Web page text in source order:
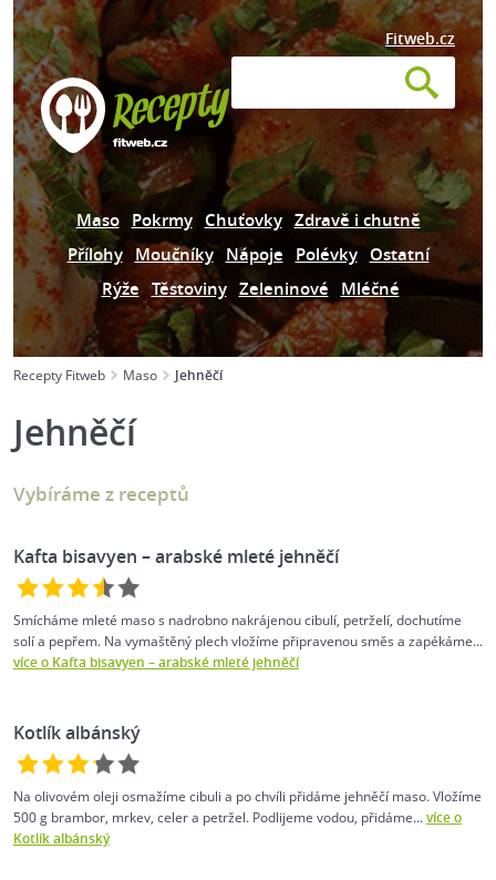
Fitweb.cz
Maso Pokrmy Chuťovky Zdravě i chutně
Přílohy Moučníky Nápoje Polévky Ostatní
Rýže Těstoviny Zeleninové Mléčné
Recepty Fitweb Maso Jehněčí
Jehněčí
Vybíráme z receptů
Kafta bisavyen – arabské mleté jehněčí
Smícháme mleté maso s nadrobno nakrájenou cibulí, petrželí, dochutíme
solí a pepřem. Na vymaštěný plech vložíme připravenou směs a zapékáme...
více o Kafta bisavyen – arabské mleté jehněčí
Kotlík albánský
Na olivovém oleji osmažíme cibuli a po chvíli přidáme jehněčí maso. Vložíme
500 g brambor, mrkev, celer a petržel. Podlijeme vodou, přidáme...více o
Kotlík albánský